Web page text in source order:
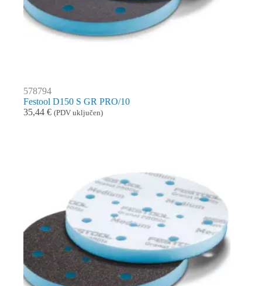
578794
Festool D150 S GR PRO/10
35,44 € (PDV uključen)